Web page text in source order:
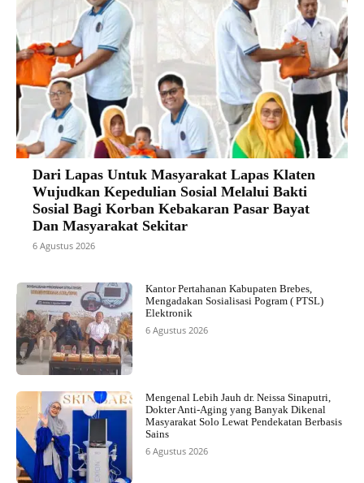
Dari Lapas Untuk Masyarakat Lapas Klaten
Wujudkan Kepedulian Sosial Melalui Bakti
Sosial Bagi Korban Kebakaran Pasar Bayat
Dan Masyarakat Sekitar
6 Agustus 2026
Kantor Pertahanan Kabupaten Brebes,
Mengadakan Sosialisasi Pogram ( PTSL)
Elektronik
6 Agustus 2026
Mengenal Lebih Jauh dr. Neissa Sinaputri,
Dokter Anti-Aging yang Banyak Dikenal
Masyarakat Solo Lewat Pendekatan Berbasis
Sains
6 Agustus 2026